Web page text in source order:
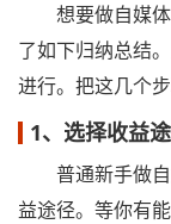
想要做自媒体
了如下归纳总结
进行。把这几个
1、选择收益
普通新手做自
益途径。等你有